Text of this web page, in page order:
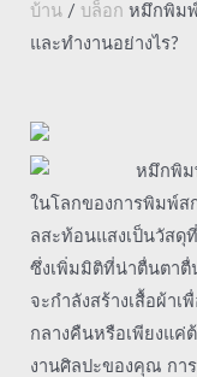
บ้าน / บล็อก หมึกพิม
และทำงานอย่างไร?
ในโลกของการพิมพ์
ลสะท้อนแสงเป็นวัสดุ
ซึ่งเพิ่มมิติที่น่าตื่นตา
จะกำลังสร้างเสื้อผ้า
กลางคืนหรือเพียงแค่
งานศิลปะของคุณ กา